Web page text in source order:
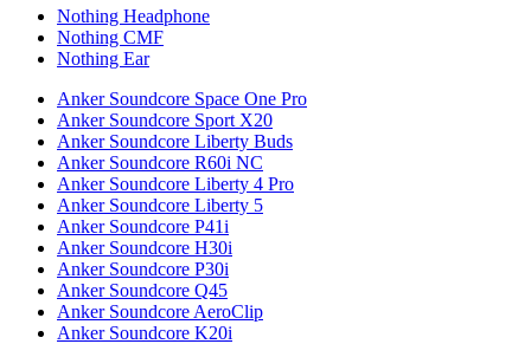
Nothing Headphone
Nothing CMF
Nothing Ear
Anker Soundcore Space One Pro
Anker Soundcore Sport X20
Anker Soundcore Liberty Buds
Anker Soundcore R60i NC
Anker Soundcore Liberty 4 Pro
Anker Soundcore Liberty 5
Anker Soundcore P41i
Anker Soundcore H30i
Anker Soundcore P30i
Anker Soundcore Q45
Anker Soundcore AeroClip
Anker Soundcore K20i